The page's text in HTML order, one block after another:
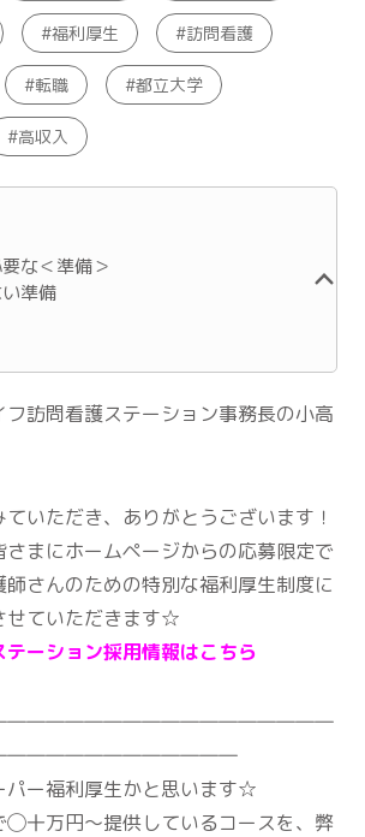
福利厚生 訪問看護
転職 都立大学
高収入
な＜準備＞
準備
フ訪問看護ステーション事務長の小高
いただき、ありがとうございます！
さまにホームページからの応募限定で
さんのための特別な福利厚生制度に
せていただきます☆
ーション採用情報はこちら
パー福利厚生かと思います☆
◯十万円〜提供しているコースを、弊